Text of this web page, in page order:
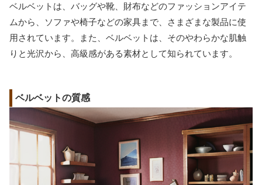
ベルベットは、バッグや靴、財布などのファッションアイテ
ムから、ソファや椅子などの家具まで、さまざまな製品に使
用されています。また、ベルベットは、そのやわらかな肌触
りと光沢から、高級感がある素材として知られています。
ベルベットの質感